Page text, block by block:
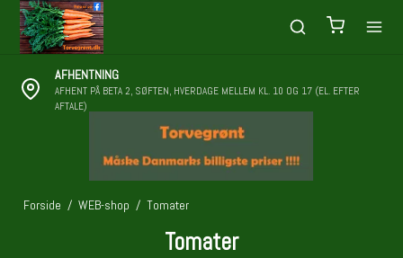
AFHENTNING
AFHENT PÅ BETA 2, SØFTEN, HVERDAGE MELLEM KL. 10 OG 17 (EL. EFTER
AFTALE)
Forside / WEB-shop / Tomater
Tomater